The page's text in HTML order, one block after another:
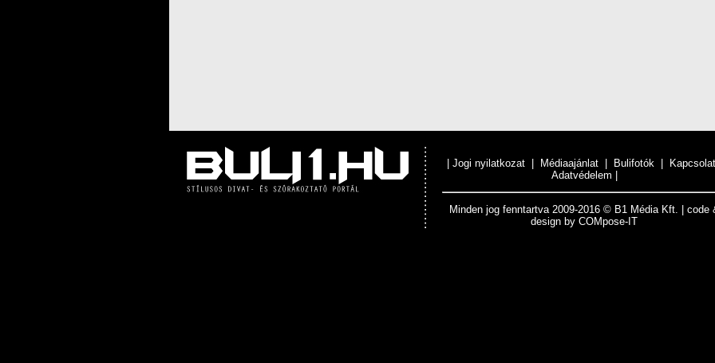
Jogi nyilatkozat Médiaajánlat Bulifotók
Kapcsolat
Adatvédelem
Minden jog fenntartva 2009-2016 © B1 Média Kft. | code
design by COMpose-IT